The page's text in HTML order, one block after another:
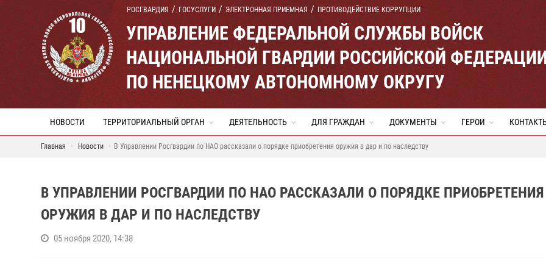
РОСГВАРДИЯ ГОСУСЛУГИ ЭЛЕКТРОННАЯ ПРИЕМНАЯ ПРОТИВОДЕЙСТВИЕ КОРРУПЦИИ
УПРАВЛЕНИЕ ФЕДЕРАЛЬНОЙ СЛУЖБЫ ВОЙСК
НАЦИОНАЛЬНОЙ ГВАРДИИ РОССИЙСКОЙ
ПО НЕНЕЦКОМУ АВТОНОМНОМУ ОКРУГУ
НОВОСТИ ТЕРРИТОРИАЛЬНЫЙ ОРГАН ДЕЯТЕЛЬНОСТЬ ДЛЯ ГРАЖДАН ДОКУМЕНТЫ ГЕРОИ
Главная Новости В Управлении Росгвардии по НАО рассказали о порядке приобретения оружия в дар и по наследству
В УПРАВЛЕНИИ РОСГВАРДИИ ПО НАО РАССКАЗАЛИ О ПОРЯДКЕ ПРИОБРЕТЕНИЯ
ОРУЖИЯ В ДАР И ПО НАСЛЕДСТВУ
05 ноября 2020, 14:38